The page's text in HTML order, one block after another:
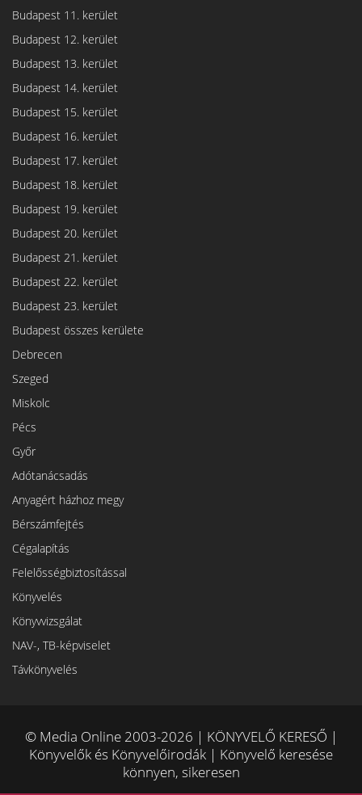
Budapest 11. kerület
Budapest 12. kerület
Budapest 13. kerület
Budapest 14. kerület
Budapest 15. kerület
Budapest 16. kerület
Budapest 17. kerület
Budapest 18. kerület
Budapest 19. kerület
Budapest 20. kerület
Budapest 21. kerület
Budapest 22. kerület
Budapest 23. kerület
Budapest összes kerülete
Debrecen
Szeged
Miskolc
Pécs
Győr
Adótanácsadás
Anyagért házhoz megy
Bérszámfejtés
Cégalapítás
Felelősségbiztosítással
Könyvelés
Könyvvizsgálat
NAV-, TB-képviselet
Távkönyvelés
© Media Online 2003-2026 | KÖNYVELŐ KERESŐ |
Könyvelők és Könyvelőirodák | Könyvelő keresése
könnyen, sikeresen